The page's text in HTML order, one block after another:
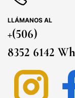
LLÁMANOS AL
+(506)
8352 6142